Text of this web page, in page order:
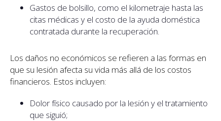
Gastos de bolsillo, como el kilometraje hasta las
citas médicas y el costo de la ayuda doméstica
contratada durante la recuperación.
Los daños no económicos se refieren a las formas en
que su lesión afecta su vida más allá de los costos
financieros. Estos incluyen:
Dolor físico causado por la lesión y el tratamiento
que siguió;